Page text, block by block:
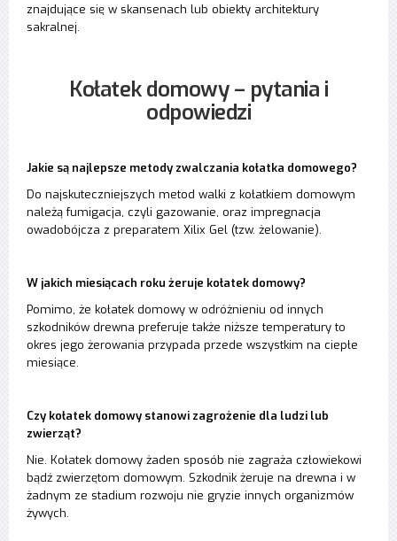
znajdujące się w skansenach lub obiekty architektury
sakralnej.
Kołatek domowy – pytania i
odpowiedzi
Jakie są najlepsze metody zwalczania kołatka domowego?
Do najskuteczniejszych metod walki z kołatkiem domowym
należą fumigacja, czyli gazowanie, oraz impregnacja
owadobójcza z preparatem Xilix Gel (tzw. żelowanie).
W jakich miesiącach roku żeruje kołatek domowy?
Pomimo, że kołatek domowy w odróżnieniu od innych
szkodników drewna preferuje także niższe temperatury to
okres jego żerowania przypada przede wszystkim na ciepłe
miesiące.
Czy kołatek domowy stanowi zagrożenie dla ludzi lub
zwierząt?
Nie. Kołatek domowy żaden sposób nie zagraża człowiekowi
bądź zwierzętom domowym. Szkodnik żeruje na drewna i w
żadnym ze stadium rozwoju nie gryzie innych organizmów
żywych.